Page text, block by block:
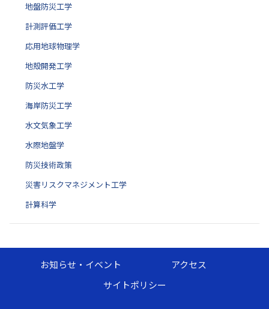
地盤防災工学
計測評価工学
応用地球物理学
地殻開発工学
防災水工学
海岸防災工学
水文気象工学
水際地盤学
防災技術政策
災害リスクマネジメント工学
計算科学
お知らせ・イベント
アクセス
サイトポリシー